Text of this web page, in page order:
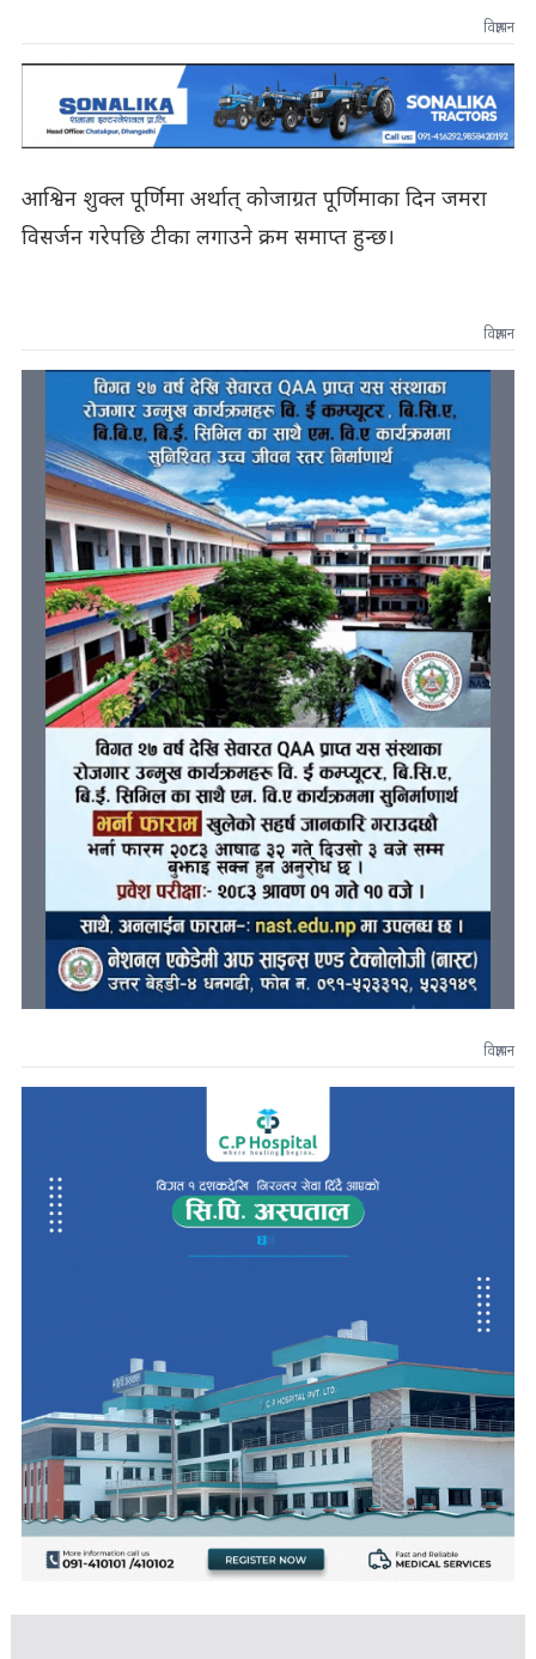
विज्ञापन
आश्विन शुक्ल पूर्णिमा अर्थात् कोजाग्रत पूर्णिमाका दिन जमरा
विसर्जन गरेपछि टीका लगाउने क्रम समाप्त हुन्छ।
विज्ञापन
विज्ञापन